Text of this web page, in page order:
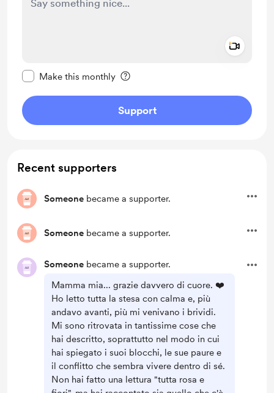
Make this monthly
Support
Recent supporters
Someone became a supporter.
Someone became a supporter.
Someone became a supporter.
Mamma mia... grazie davvero di cuore. ❤️
Ho letto tutta la stesa con calma e, più
andavo avanti, più mi venivano i brividi.
Mi sono ritrovata in tantissime cose che
hai descritto, soprattutto nel modo in cui
hai spiegato i suoi blocchi, le sue paure e
il conflitto che sembra vivere dentro di sé.
Non hai fatto una lettura "tutta rosa e